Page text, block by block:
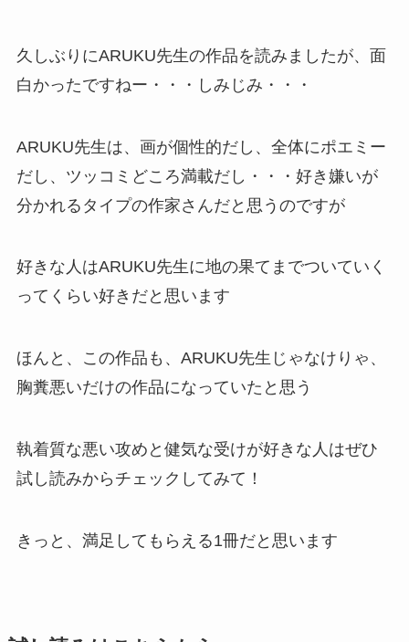
久しぶりにARUKU先生の作品を読みましたが、面
白かったですねー・・・しみじみ・・・
ARUKU先生は、画が個性的だし、全体にポエミー
だし、ツッコミどころ満載だし・・・好き嫌いが
分かれるタイプの作家さんだと思うのですが
好きな人はARUKU先生に地の果てまでついていく
ってくらい好きだと思います
ほんと、この作品も、ARUKU先生じゃなけりゃ、
胸糞悪いだけの作品になっていたと思う
執着質な悪い攻めと健気な受けが好きな人はぜひ
試し読みからチェックしてみて！
きっと、満足してもらえる1冊だと思います